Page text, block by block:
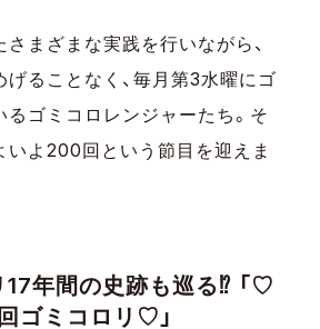
まざまな実践を行いながら、
ることなく、毎月第3水曜にゴ
るゴミコロレンジャーたち。そ
いよ200回という節目を迎えま
17年間の史跡も巡る⁉ 「♡
ゴミコロリ♡」